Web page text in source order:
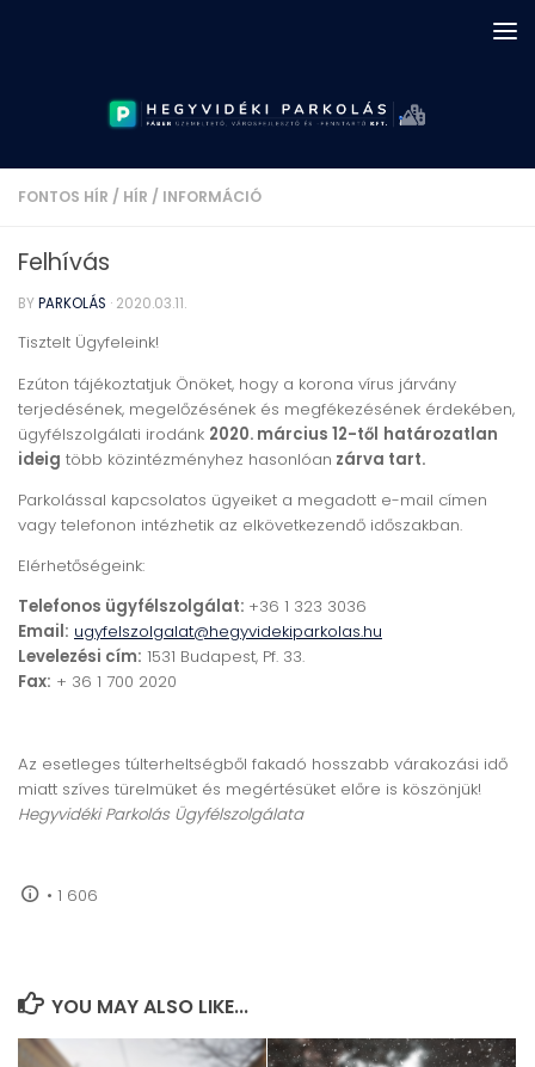
FONTOS HÍR / HÍR / INFORMÁCIÓ
Felhívás
BYPARKOLÁS · 2020.03.11.
Tisztelt Ügyfeleink!
Ezúton tájékoztatjuk Önöket, hogy a korona vírus járvány
terjedésének, megelőzésének és megfékezésének érdekében,
ügyfélszolgálati irodánk 2020. március 12-től határozatlan
ideig több közintézményhez hasonlóan zárva tart.
Parkolással kapcsolatos ügyeiket a megadott e-mail címen
vagy telefonon intézhetik az elkövetkezendő időszakban.
Elérhetőségeink:
Telefonos ügyfélszolgálat: +36 1 323 3036
Email: ugyfelszolgalat@hegyvidekiparkolas.hu
Levelezési cím: 1531 Budapest, Pf. 33.
Fax: + 36 1 700 2020
Az esetleges túlterheltségből fakadó hosszabb várakozási idő
miatt szíves türelmüket és megértésüket előre is köszönjük!
Hegyvidéki Parkolás Ügyfélszolgálata
• 1 606
YOU MAY ALSO LIKE...